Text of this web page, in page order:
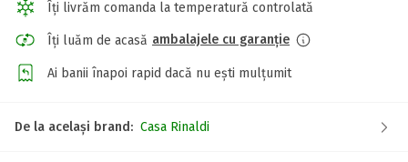
Îți livrăm comanda la temperatură controlată
Îți luăm de acasă ambalajele cu garanție
Ai banii înapoi rapid dacă nu ești mulțumit
De la același brand: Casa Rinaldi